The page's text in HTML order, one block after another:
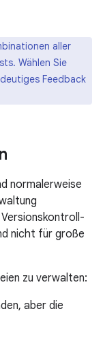
aller
Wählen Sie
Feedback
normalerweise
nicht für große
zu verwalten:
aber die